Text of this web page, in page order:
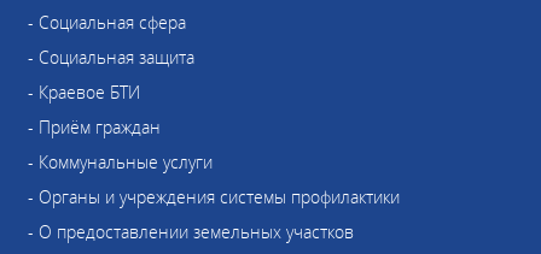
- Социальная сфера
- Социальная защита
- Краевое БТИ
- Приём граждан
- Коммунальные услуги
- Органы и учреждения системы профилактики
- О предоставлении земельных участков